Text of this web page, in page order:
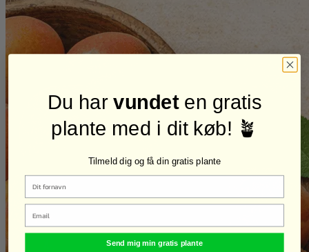
Du harvundeten gratis
plante med i dit køb! 🪴
Tilmeld dig og få din gratis plante
Email
Send mig min gratis plante